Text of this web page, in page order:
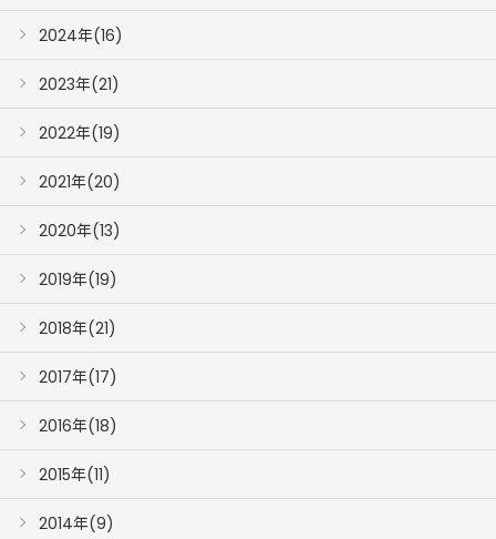
2024年(16)
2023年(21)
2022年(19)
2021年(20)
2020年(13)
2019年(19)
2018年(21)
2017年(17)
2016年(18)
2015年(11)
2014年(9)